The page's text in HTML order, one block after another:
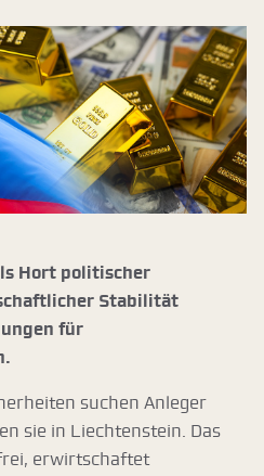
Hort politischer
Stabilität
für
suchen Anleger
sie in Liechtenstein. Das
erwirtschaftet